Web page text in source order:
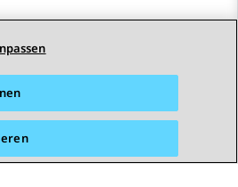
STAY CONNECTED